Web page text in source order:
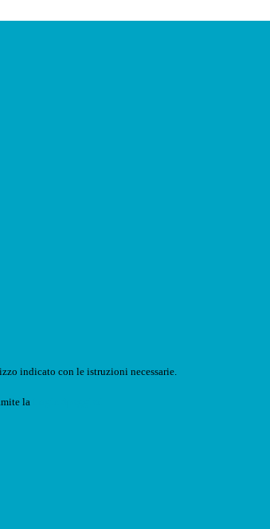
indicato con le istruzioni necessarie.
la